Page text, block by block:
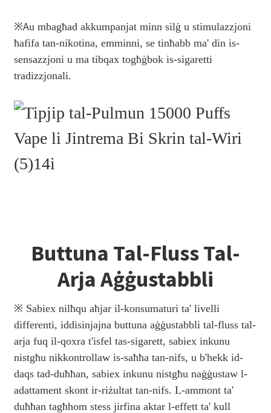
※Au mbagħad akkumpanjat minn silġ u stimulazzjoni
ħafifa tan-nikotina, emminni, se tinħabb ma' din is-
sensazzjoni u ma tibqax togħġbok is-sigaretti
tradizzjonali.
Buttuna Tal-Fluss Tal-
Arja Aġġustabbli
※ Sabiex nilħqu aħjar il-konsumaturi ta' livelli
differenti, iddisinjajna buttuna aġġustabbli tal-fluss tal-
arja fuq il-qoxra t'isfel tas-sigarett, sabiex inkunu
nistgħu nikkontrollaw is-saħħa tan-nifs, u b'hekk id-
daqs tad-duħħan, sabiex inkunu nistgħu naġġustaw l-
adattament skont ir-riżultat tan-nifs. L-ammont ta'
duħħan tagħhom stess jirfina aktar l-effett ta' kull